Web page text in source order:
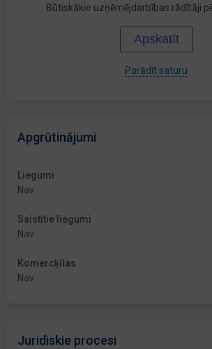
Būtiskākie uzņēmējdarbības rādītāji
Apskatīt
Parādīt saturu
Apgrūtinājumi
Liegumi
Nav
Saistītie liegumi
Nav
Komercķīlas
Nav
Juridiskie procesi